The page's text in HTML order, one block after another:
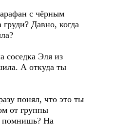
с чёрным
Давно, когда
Эля из
А откуда ты
понял, что это ты
от группы
помнишь? На